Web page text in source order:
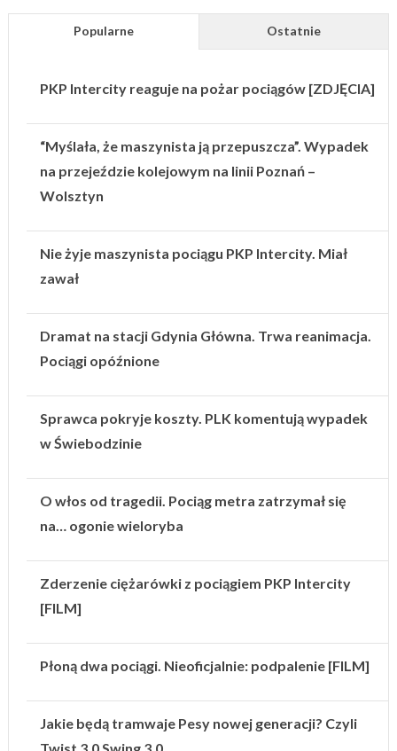
Popularne Ostatnie
PKP Intercity reaguje na pożar pociągów [ZDJĘCIA]
“Myślała, że maszynista ją przepuszcza”. Wypadek
na przejeździe kolejowym na linii Poznań –
Wolsztyn
Nie żyje maszynista pociągu PKP Intercity. Miał
zawał
Dramat na stacji Gdynia Główna. Trwa reanimacja.
Pociągi opóźnione
Sprawca pokryje koszty. PLK komentują wypadek
w Świebodzinie
O włos od tragedii. Pociąg metra zatrzymał się
na… ogonie wieloryba
Zderzenie ciężarówki z pociągiem PKP Intercity
[FILM]
Płoną dwa pociągi. Nieoficjalnie: podpalenie [FILM]
Jakie będą tramwaje Pesy nowej generacji? Czyli